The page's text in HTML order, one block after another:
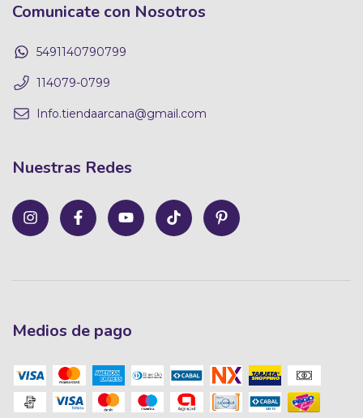
Comunicate con Nosotros
5491140790799
114079-0799
Info.tiendaarcana@gmail.com
Nuestras Redes
Medios de pago